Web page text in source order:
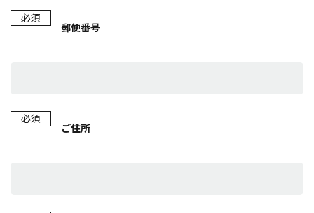
必須
郵便番号
必須
ご住所